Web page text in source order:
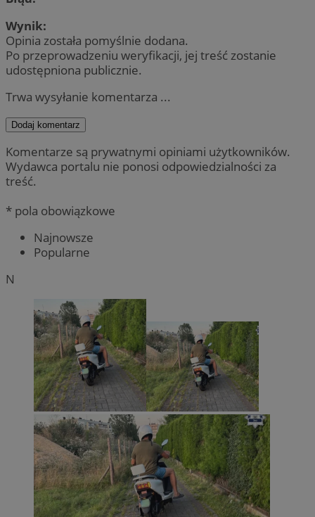
Wynik:
Opinia została pomyślnie dodana.
Po przeprowadzeniu weryfikacji, jej treść zostanie
udostępniona publicznie.
Trwa wysyłanie komentarza ...
Dodaj komentarz
Komentarze są prywatnymi opiniami użytkowników.
Wydawca portalu nie ponosi odpowiedzialności za
treść.
* pola obowiązkowe
Najnowsze
Popularne
N